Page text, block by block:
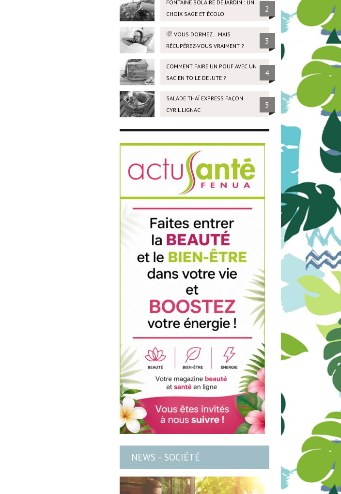
FONTAINE SOLAIRE DE JARDIN : UN
CHOIX SAGE ET ÉCOLO
2
VOUS DORMEZ… MAIS
RÉCUPÉREZ-VOUS VRAIMENT ?
3
COMMENT FAIRE UN POUF AVEC UN
SAC EN TOILE DE JUTE ?
4
SALADE THAÏ EXPRESS FAÇON
CYRIL LIGNAC
5
NEWS – SOCIÉTÉ